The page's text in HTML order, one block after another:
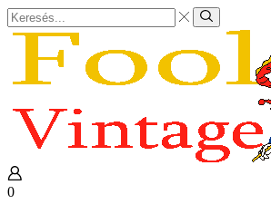
Search
input
Search
0